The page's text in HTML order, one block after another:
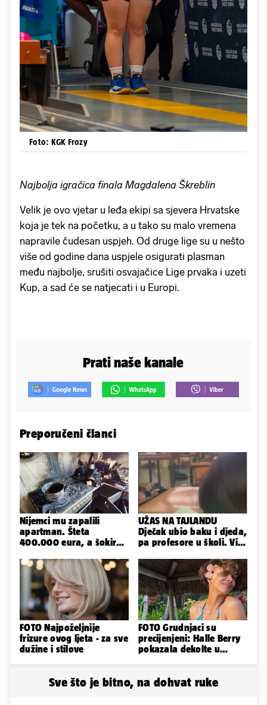
Foto: KGK Frozy
Najbolja igračica finala Magdalena Škreblin
Velik je ovo vjetar u leđa ekipi sa sjevera Hrvatske
koja je tek na početku, a u tako su malo vremena
napravile čudesan uspjeh. Od druge lige su u nešto
više od godine dana uspjele osigurati plasman
među najbolje, srušiti osvajačice Lige prvaka i uzeti
Kup, a sad će se natjecati i u Europi.
Prati naše kanale
Preporučeni članci
Nijemci mu zapalili
apartman. Šteta
400.000 eura, a šokirao
UŽAS NA TAJLANDU
Dječak ubio baku i djeda,
pa profesore u školi. Više
FOTO Najpoželjnije
frizure ovog ljeta - za sve
dužine i stilove
FOTO Grudnjaci su
precijenjeni: Halle Berry
pokazala dekolte u
Sve što je bitno, na dohvat ruke